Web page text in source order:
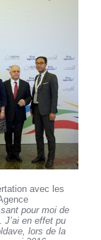
avec les
pour moi de
J’ai en effet pu
lors de la